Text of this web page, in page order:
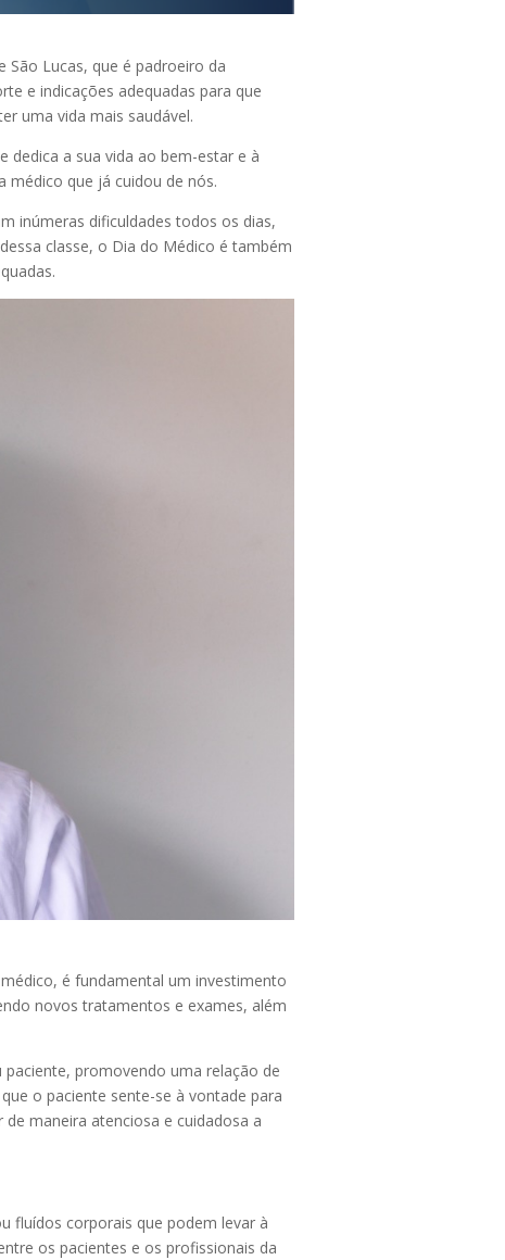
Lucas, que é padroeiro da
e indicações adequadas para que
uma vida mais saudável.
dedica a sua vida ao bem-estar e à
médico que já cuidou de nós.
inúmeras dificuldades todos os dias,
classe, o Dia do Médico é também
é fundamental um investimento
novos tratamentos e exames, além
promovendo uma relação de
o paciente sente-se à vontade para
maneira atenciosa e cuidadosa a
fluídos corporais que podem levar à
os pacientes e os profissionais da